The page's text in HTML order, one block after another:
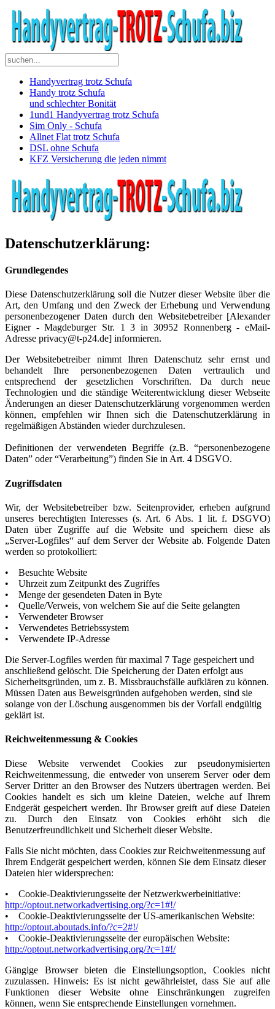
Handyvertrag trotz Schufa
Handy trotz Schufa
und schlechter Bonität
1und1 Handyvertrag trotz Schufa
Sim Only - Schufa
Allnet Flat trotz Schufa
DSL ohne Schufa
KFZ Versicherung die jeden nimmt
Datenschutzerklärung:
Grundlegendes
Diese Datenschutzerklärung soll die Nutzer dieser Website über die
Art, den Umfang und den Zweck der Erhebung und Verwendung
personenbezogener Daten durch den Websitebetreiber [Alexander
Eigner - Magdeburger Str. 1 3 in 30952 Ronnenberg - eMail-
Adresse privacy@t-p24.de] informieren.
Der Websitebetreiber nimmt Ihren Datenschutz sehr ernst und
behandelt Ihre personenbezogenen Daten vertraulich und
entsprechend der gesetzlichen Vorschriften. Da durch neue
Technologien und die ständige Weiterentwicklung dieser Webseite
Änderungen an dieser Datenschutzerklärung vorgenommen werden
können, empfehlen wir Ihnen sich die Datenschutzerklärung in
regelmäßigen Abständen wieder durchzulesen.
Definitionen der verwendeten Begriffe (z.B. “personenbezogene
Daten” oder “Verarbeitung”) finden Sie in Art. 4 DSGVO.
Zugriffsdaten
Wir, der Websitebetreiber bzw. Seitenprovider, erheben aufgrund
unseres berechtigten Interesses (s. Art. 6 Abs. 1 lit. f. DSGVO)
Daten über Zugriffe auf die Website und speichern diese als
„Server-Logfiles“ auf dem Server der Website ab. Folgende Daten
werden so protokolliert:
• Besuchte Website
• Uhrzeit zum Zeitpunkt des Zugriffes
• Menge der gesendeten Daten in Byte
• Quelle/Verweis, von welchem Sie auf die Seite gelangten
• Verwendeter Browser
• Verwendetes Betriebssystem
• Verwendete IP-Adresse
Die Server-Logfiles werden für maximal 7 Tage gespeichert und
anschließend gelöscht. Die Speicherung der Daten erfolgt aus
Sicherheitsgründen, um z. B. Missbrauchsfälle aufklären zu können.
Müssen Daten aus Beweisgründen aufgehoben werden, sind sie
solange von der Löschung ausgenommen bis der Vorfall endgültig
geklärt ist.
Reichweitenmessung & Cookies
Diese Website verwendet Cookies zur pseudonymisierten
Reichweitenmessung, die entweder von unserem Server oder dem
Server Dritter an den Browser des Nutzers übertragen werden. Bei
Cookies handelt es sich um kleine Dateien, welche auf Ihrem
Endgerät gespeichert werden. Ihr Browser greift auf diese Dateien
zu. Durch den Einsatz von Cookies erhöht sich die
Benutzerfreundlichkeit und Sicherheit dieser Website.
Falls Sie nicht möchten, dass Cookies zur Reichweitenmessung auf
Ihrem Endgerät gespeichert werden, können Sie dem Einsatz dieser
Dateien hier widersprechen:
• Cookie-Deaktivierungsseite der Netzwerkwerbeinitiative:
http://optout.networkadvertising.org/?c=1#!/
• Cookie-Deaktivierungsseite der US-amerikanischen Website:
http://optout.aboutads.info/?c=2#!/
• Cookie-Deaktivierungsseite der europäischen Website:
http://optout.networkadvertising.org/?c=1#!/
Gängige Browser bieten die Einstellungsoption, Cookies nicht
zuzulassen. Hinweis: Es ist nicht gewährleistet, dass Sie auf alle
Funktionen dieser Website ohne Einschränkungen zugreifen
können, wenn Sie entsprechende Einstellungen vornehmen.